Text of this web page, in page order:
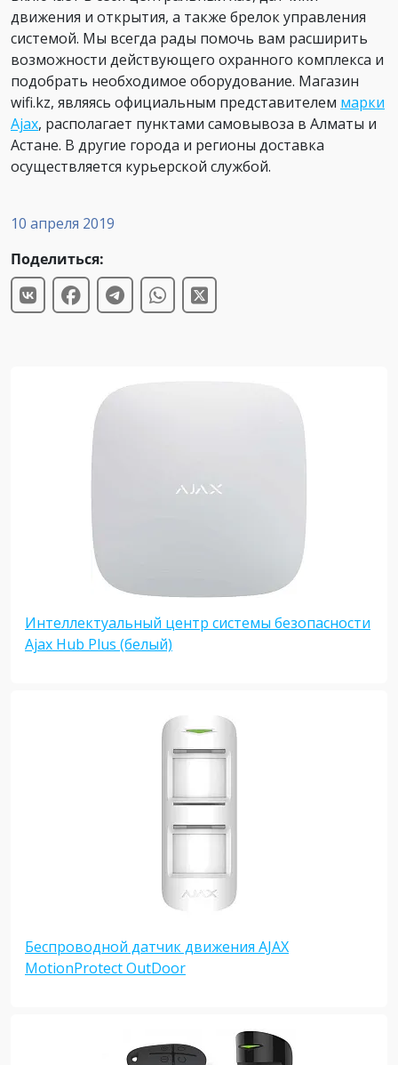
10 апреля 2019
Поделиться:
Интеллектуальный центр системы безопасности
Ajax Hub Plus (белый)
Беспроводной датчик движения AJAX
MotionProtect OutDoor
движения и открытия, а также брелок управления
системой. Мы всегда рады помочь вам расширить
возможности действующего охранного комплекса и
подобрать необходимое оборудование. Магазин
wifi.kz, являясь официальным представителем марки
Ajax, располагает пунктами самовывоза в Алматы и
Астане. В другие города и регионы доставка
осуществляется курьерской службой.